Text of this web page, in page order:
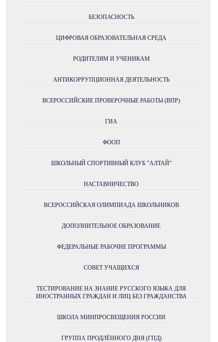
БЕЗОПАСНОСТЬ
ЦИФРОВАЯ ОБРАЗОВАТЕЛЬНАЯ СРЕДА
РОДИТЕЛЯМ И УЧЕНИКАМ
АНТИКОРРУПЦИОННАЯ ДЕЯТЕЛЬНОСТЬ
ВСЕРОССИЙСКИЕ ПРОВЕРОЧНЫЕ РАБОТЫ (ВПР)
ГИА
ФООП
ШКОЛЬНЫЙ СПОРТИВНЫЙ КЛУБ "АЛТАЙ"
НАСТАВНИЧЕСТВО
ВСЕРОССИЙСКАЯ ОЛИМПИАДА ШКОЛЬНИКОВ
ДОПОЛНИТЕЛЬНОЕ ОБРАЗОВАНИЕ
ФЕДЕРАЛЬНЫЕ РАБОЧИЕ ПРОГРАММЫ
СОВЕТ УЧАЩИХСЯ
ТЕСТИРОВАНИЕ НА ЗНАНИЕ РУССКОГО ЯЗЫКА ДЛЯ
ИНОСТРАННЫХ ГРАЖДАН И ЛИЦ БЕЗ ГРАЖДАНСТВА
ШКОЛА МИНПРОСВЕЩЕНИЯ РОССИИ
ГРУППА ПРОДЛЁННОГО ДНЯ (ГПД)